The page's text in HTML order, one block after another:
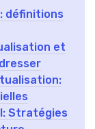
définitions
et
Stratégies